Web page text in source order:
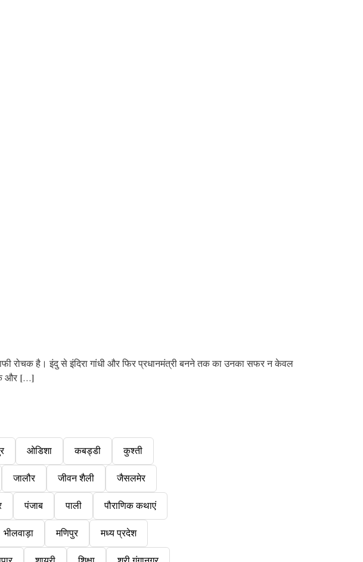
रोचक है। इंदु से इंदिरा गांधी और फिर प्रधानमंत्री बनने तक का उनका सफर न केवल
और […]
ओडिशा कबड्डी कुश्ती
जालौर जीवन शैली जैसलमेर
पंजाब पाली पौराणिक कथाएं
भीलवाड़ा मणिपुर मध्य प्रदेश